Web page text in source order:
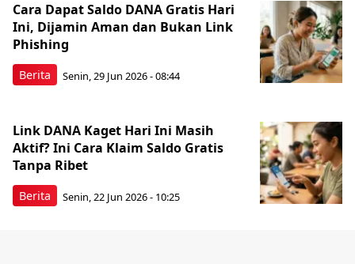
Berita
Cara Dapat Saldo DANA Gratis Hari
Ini, Dijamin Aman dan Bukan Link
Phishing
Senin, 29 Jun 2026 - 08:44
Berita
Link DANA Kaget Hari Ini Masih
Aktif? Ini Cara Klaim Saldo Gratis
Tanpa Ribet
Senin, 22 Jun 2026 - 10:25